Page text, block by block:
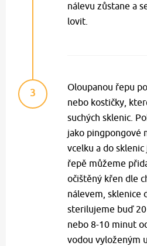
nálevu zůstane a
lovit.
3
Oloupanou řepu
nebo kostičky,
suchých sklenic.
jako pingpongové
vcelku a do
řepě můžeme
očištěný křen dle
nálevem, sklenice
sterilujeme buď
nebo 8-10 minut
vodou vyloženým